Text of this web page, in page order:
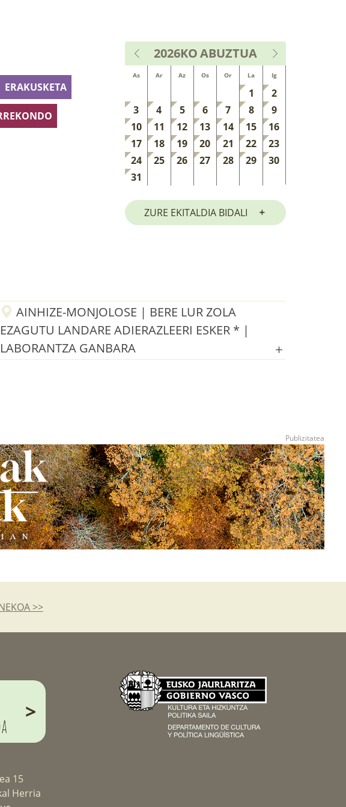
ERAKUSKETA
2026KOABUZTUA
As Ar Az Os Or La Ig
1
2
3
4 5 6 7 8
9
10
11 12 13 14 15
16
17
18 19 20 21 22
23
24
25 26 27 28 29
30
31
ZURE EKITALDIA BIDALI
AINHIZE-MONJOLOSE | BERE LUR ZOLA
EZAGUTU LANDARE ADIERAZLEERI ESKER * |
LABORANTZA GANBARA
>>
>
15
Herria